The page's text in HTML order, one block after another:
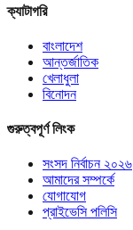
ক্যাটাগরি
বাংলাদেশ
আন্তর্জাতিক
খেলাধুলা
বিনোদন
গুরুত্বপূর্ণ লিংক
সংসদ নির্বাচন ২০২৬
আমাদের সম্পর্কে
যোগাযোগ
প্রাইভেসি পলিসি